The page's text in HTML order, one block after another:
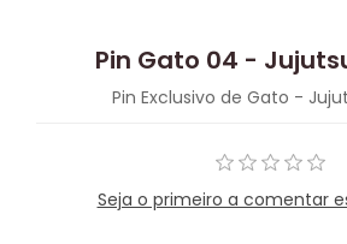
Pin Gato 04 -
Pin Exclusivo de Gato -
Seja o primeiro a comentar